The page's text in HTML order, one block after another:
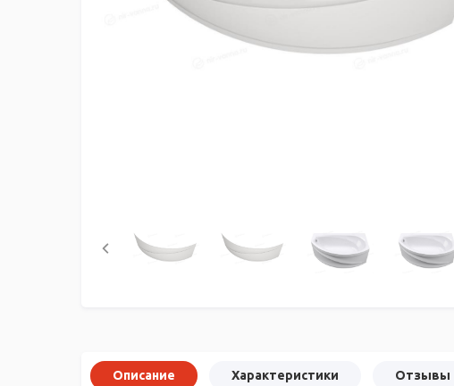
Описание Характеристики Отзывы